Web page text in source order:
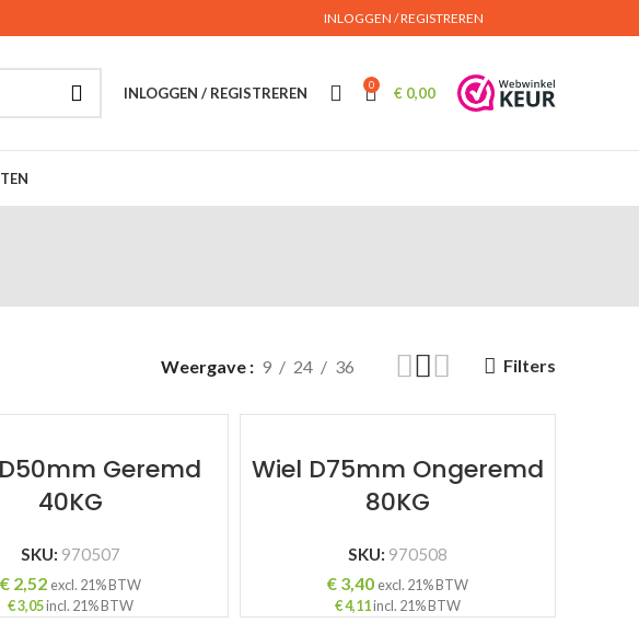
INLOGGEN / REGISTREREN
INLOGGEN / REGISTREREN 0 € 0,00
Weergave 9 24 36 Filters
Geremd
40KG
SKU: 970507
€ 2,52 excl. 21% BTW
€3,05incl. 21% BTW
Wiel D75mm Ongeremd
80KG
SKU: 970508
€ 3,40 excl. 21% BTW
€4,11incl. 21% BTW